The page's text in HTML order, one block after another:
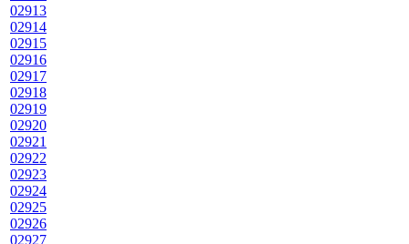
02913
02914
02915
02916
02917
02918
02919
02920
02921
02922
02923
02924
02925
02926
02927